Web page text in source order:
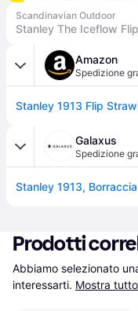
Scandinavian Outdoor
Amazon
Spedizione
Galaxus
Spedizione
Prodotti
Abbiamo selezionato
interessarti. Mostra tutto